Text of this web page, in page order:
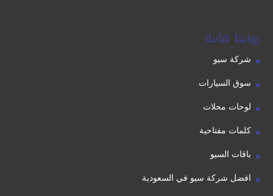
روابط هامة
شركة سيو
سوق السيارات
لوحات محلات
كلمات مفتاحية
باقات السيو
افضل شركة سيو في السعودية